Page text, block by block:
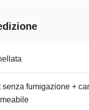
senza fumigazione +